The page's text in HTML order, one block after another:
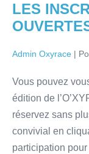
LES
Admin Oxyrace |
Vous pouvez
édition de
réservez sans
convivial en
participation pour